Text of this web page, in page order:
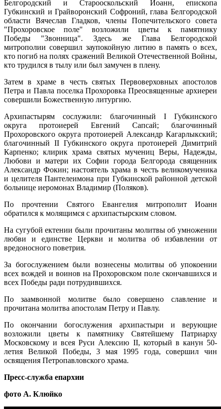
Белгородский и Старооскольский Иоанн, епископа
Губкинский и Грайворонский Софроний, глава Белгородской
области Вячеслав Гладков, члены Попечительского совета
"Прохоровское поле" возложили цветы к памятнику
Победы "Звонница". Здесь же Глава Белгородской
митрополии совершил заупокойную литию в память о всех,
кто погиб на полях сражений Великой Отечественной Войны,
кто трудился в тылу или был замучен в плену.
Затем в храме в честь святых Первоверховных апостолов
Петра и Павла поселка Прохоровка Преосвященные архиереи
совершили Божественную литургию.
Архипастырям сослужили: благочинный I Губкинского
округа протоиерей Евгений Сапсай; благочинный
Прохоровского округа протоиерей Александр Кагарлыкский;
благочинный II Губкинского округа протоиерей Димитрий
Карпенко; клирик храма святых мучениц Веры, Надежды,
Любови и матери их Софии города Белгорода священник
Александр Фокин; настоятель храма в честь великомученика
и целителя Пантелеимона при Губкинской районной детской
больнице иеромонах Владимир (Поляков).
По прочтении Святого Евангелия митрополит Иоанн
обратился к молящимся с архипастырским словом.
На сугубой ектении были прочитаны молитвы об умножении
любви и единстве Церкви и молитва об избавлении от
вредоносного поветрия.
За богослужением были вознесены молитвы об упокоении
всех вождей и воинов на Прохоровском поле скончавшихся и
всех Победы ради потрудившихся.
По заамвонной молитве было совершено славление и
прочитана молитва апостолам Петру и Павлу.
По окончании богослужения архипастыри и верующие
возложили цветы к памятнику Святейшему Патриарху
Московскому и всея Руси Алексию II, который в канун 50-
летия Великой Победы, 3 мая 1995 года, совершил чин
освящения Петропавловского храма.
Пресс-служба епархии
фото А. Клюйко